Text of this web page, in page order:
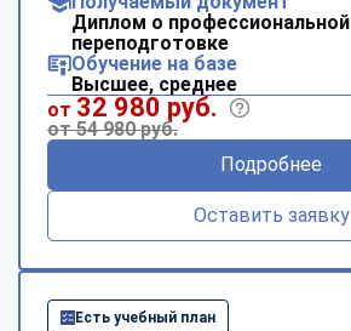
Диплом о профессиональной
переподготовке
Обучение на базе
Высшее, среднее
от 32 980 руб.
от 54 980 руб.
Подробнее
Оставить заявку
Есть учебный план